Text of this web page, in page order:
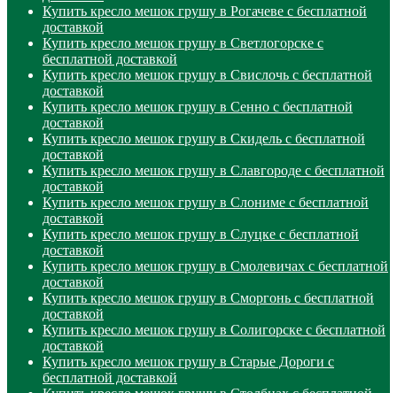
Купить кресло мешок грушу в Рогачеве с бесплатной
доставкой
Купить кресло мешок грушу в Светлогорске с
бесплатной доставкой
Купить кресло мешок грушу в Свислочь с бесплатной
доставкой
Купить кресло мешок грушу в Сенно с бесплатной
доставкой
Купить кресло мешок грушу в Скидель с бесплатной
доставкой
Купить кресло мешок грушу в Славгороде с бесплатной
доставкой
Купить кресло мешок грушу в Слониме с бесплатной
доставкой
Купить кресло мешок грушу в Слуцке с бесплатной
доставкой
Купить кресло мешок грушу в Смолевичах с бесплатной
доставкой
Купить кресло мешок грушу в Сморгонь с бесплатной
доставкой
Купить кресло мешок грушу в Солигорске с бесплатной
доставкой
Купить кресло мешок грушу в Старые Дороги с
бесплатной доставкой